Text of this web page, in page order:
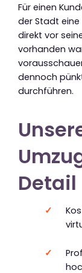
Für einen
der Stadt
direkt vor
vorhanden
dennoch
durchführen.
Detail